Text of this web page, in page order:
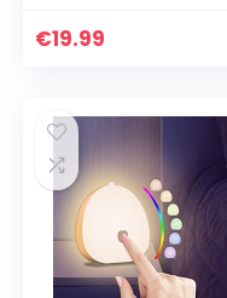
afstandsbediening
€19.99